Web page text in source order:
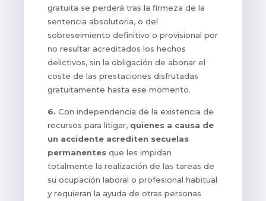
gratuita se perderá tras la firmeza de la
sentencia absolutoria, o del
sobreseimiento definitivo o provisional por
no resultar acreditados los hechos
delictivos, sin la obligación de abonar el
coste de las prestaciones disfrutadas
gratuitamente hasta ese momento.
6. Con independencia de la existencia de
recursos para litigar, quienes a causa de
un accidente acrediten secuelas
permanentes que les impidan
totalmente la realización de las tareas de
su ocupación laboral o profesional habitual
y requieran la ayuda de otras personas